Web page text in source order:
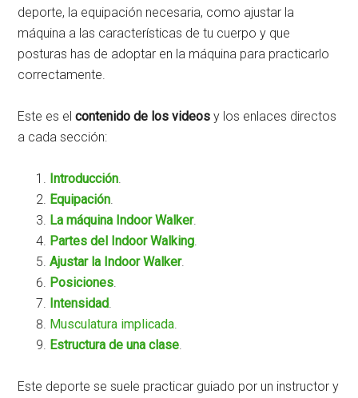
deporte, la equipación necesaria, como ajustar la
máquina a las características de tu cuerpo y que
posturas has de adoptar en la máquina para practicarlo
correctamente.
Este es elcontenido de los videos y los enlaces directos
a cada sección:
Introducción
Equipación
La máquina Indoor Walker.
Partes del Indoor Walking
Ajustar la Indoor Walker.
Posiciones
Intensidad
Musculatura implicada
Estructura de una clase
Este deporte se suele practicar guiado por un instructor y